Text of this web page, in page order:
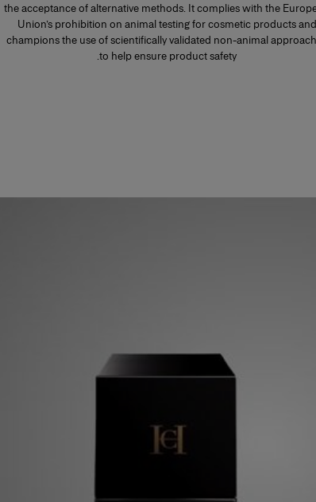
the acceptance of alternative methods. It complies with the
Union’s prohibition on animal testing for cosmetic products and
champions the use of scientifically validated non-animal
to help ensure product safety.